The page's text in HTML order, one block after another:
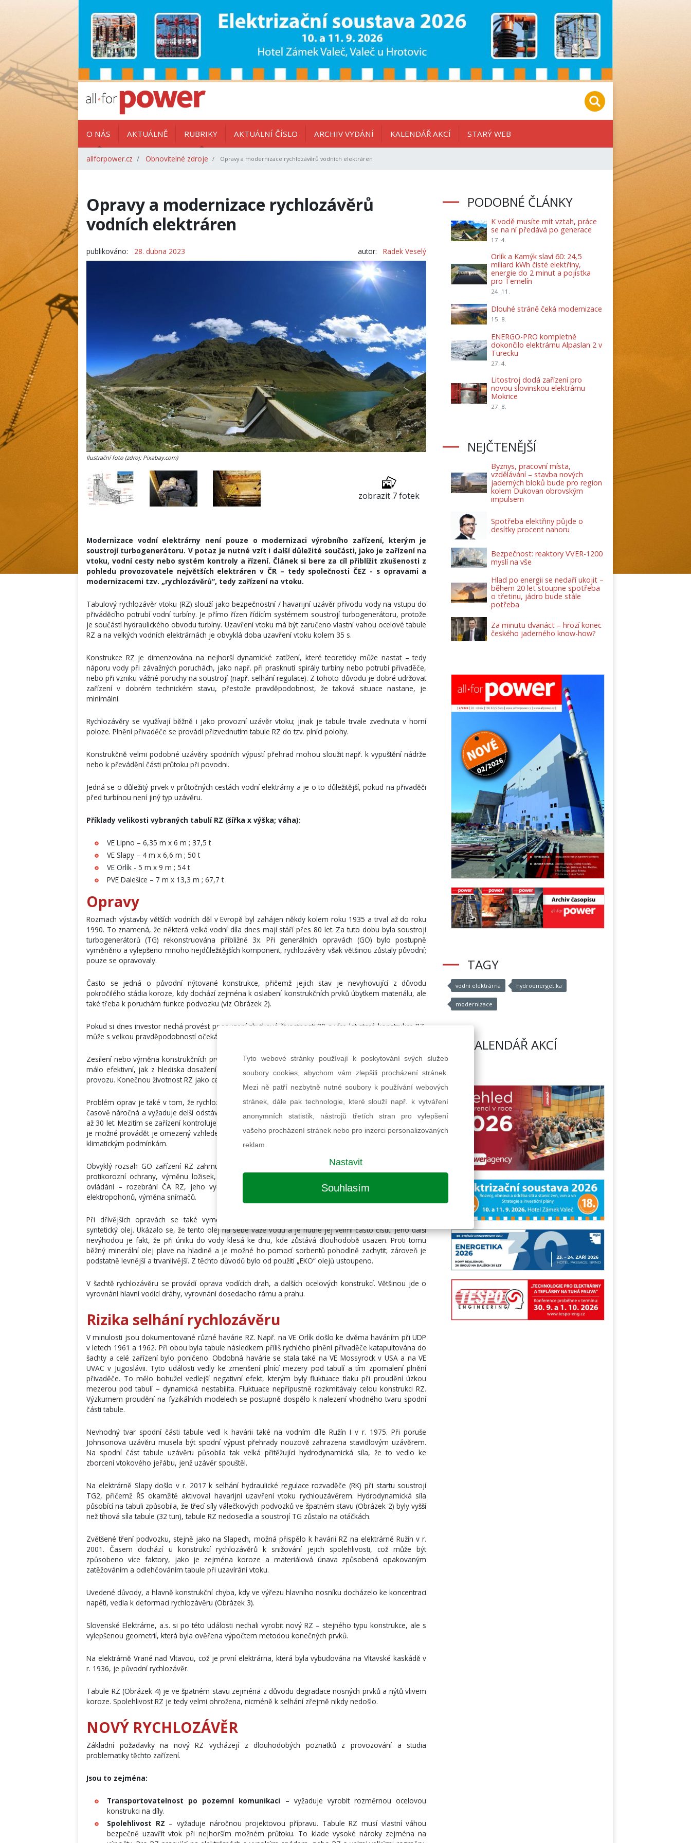
O NÁS AKTUÁLNĚ RUBRIKY AKTUÁLNÍ ČÍSLO ARCHIV VYDÁNÍ KALENDÁŘ AKCÍ STARÝ WEB
allforpower.cz Obnovitelné zdroje Opravy a modernizace rychlozávěrů vodních elektráren
Opravy a modernizace rychlozávěrů
vodních elektráren
publikováno: 28. dubna 2023 autor: Radek Veselý
Ilustrační foto (zdroj: Pixabay.com)
zobrazit 7 fotek
Modernizace vodní elektrárny není pouze o modernizaci výrobního zařízení, kterým je
soustrojí turbogenerátoru. V potaz je nutné vzít i další důležité součásti, jako je zařízení na
vtoku, vodní cesty nebo systém kontroly a řízení. Článek si bere za cíl přiblížit zkušenosti z
pohledu provozovatele největších elektráren v ČR – tedy společnosti ČEZ - s opravami a
modernizacemi tzv. „rychlozávěrů“, tedy zařízení na vtoku.
Tabulový rychlozávěr vtoku (RZ) slouží jako bezpečnostní / havarijní uzávěr přívodu vody na vstupu do
přiváděcího potrubí vodní turbíny. Je přímo řízen řídícím systémem soustrojí turbogenerátoru, protože
je součástí hydraulického obvodu turbíny. Uzavření vtoku má být zaručeno vlastní vahou ocelové tabule
RZ a na velkých vodních elektrárnách je obvyklá doba uzavření vtoku kolem 35 s.
Konstrukce RZ je dimenzována na nejhorší dynamické zatížení, které teoreticky může nastat – tedy
náporu vody při závažných poruchách, jako např. při prasknutí spirály turbíny nebo potrubí přivaděče,
nebo při vzniku vážné poruchy na soustrojí (např. selhání regulace). Z tohoto důvodu je dobré udržovat
zařízení v dobrém technickém stavu, přestože pravděpodobnost, že taková situace nastane, je
minimální.
Rychlozávěry se využívají běžně i jako provozní uzávěr vtoku; jinak je tabule trvale zvednuta v horní
poloze. Plnění přivaděče se provádí přizvednutím tabule RZ do tzv. plnící polohy.
Konstrukčně velmi podobné uzávěry spodních výpustí přehrad mohou sloužit např. k vypuštění nádrže
nebo k převádění části průtoku při povodni.
Jedná se o důležitý prvek v průtočných cestách vodní elektrárny a je o to důležitější, pokud na přivaděči
před turbínou není jiný typ uzávěru.
Příklady velikosti vybraných tabulí RZ (šířka x výška; váha):
VE Lipno – 6,35 m x 6 m ; 37,5 t
VE Slapy – 4 m x 6,6 m ; 50 t
VE Orlík - 5 m x 9 m ; 54 t
PVE Dalešice – 7 m x 13,3 m ; 67,7 t
Opravy
Rozmach výstavby větších vodních děl v Evropě byl zahájen někdy kolem roku 1935 a trval až do roku
1990. To znamená, že některá velká vodní díla dnes mají stáří přes 80 let. Za tuto dobu byla soustrojí
turbogenerátorů (TG) rekonstruována přibližně 3x. Při generálních opravách (GO) bylo postupně
vyměněno a vylepšeno mnoho nejdůležitějších komponent, rychlozávěry však většinou zůstaly původní;
pouze se opravovaly.
Často se jedná o původní nýtované konstrukce, přičemž jejich stav je nevyhovující z důvodu
pokročilého stádia koroze, kdy dochází zejména k oslabení konstrukčních prvků úbytkem materiálu, ale
také třeba k poruchám funkce podvozku (viz Obrázek 2).
Pokud si dnes investor nechá provést posouzení zbytkové živostnosti 80 a více let staré konstrukce RZ,
může s velkou pravděpodobností očekávat doporučení k výměně.
Zesílení nebo výměna konstrukčních prvků pro další provoz (např. výměna nýtů) lze předpokládat jako
málo efektivní, jak z hlediska dosažení požadované spolehlivosti dle ČSN, tak z hlediska bezpečnosti
provozu. Konečnou životnost RZ jako celku by to stejně prodloužilo teoreticky jen o několik let.
Problém oprav je také v tom, že rychlozávěr není možné jednoduše demontovat. Taková akce je dost
časově náročná a vyžaduje delší odstávku. Většinou se spojuje s GO soustrojí TG zhruba jednou za 25
až 30 let. Mezitím se zařízení kontroluje při provozních odstávkách, tj. 1x ročně, ale rozsah oprav, které
je možné provádět je omezený vzhledem k umístění hluboko v šachtě, omezenému prostoru, ale také
klimatickým podmínkám.
Obvyklý rozsah GO zařízení RZ zahrnuje důkladnou defektoskopii všech namáhaných částí, obnovu
protikorozní ochrany, výměnu ložisek, nové profilové těsnění. Dále jsou to práce na hydraulickém
ovládání – rozebrání ČA RZ, jeho vyčištění, výměna těsnění, případně výměna čerpadel a někdy
elektropohonů, výměna snímačů.
Při dřívějších opravách se také vyměňoval původní hydraulický olej za biologicky odbouratelný
syntetický olej. Ukázalo se, že tento olej na sebe váže vodu a je nutné jej velmi často čistit. Jeho další
nevýhodou je fakt, že při úniku do vody klesá ke dnu, kde zůstává dlouhodobě usazen. Proti tomu
běžný minerální olej plave na hladině a je možné ho pomocí sorbentů pohodlně zachytit; zároveň je
podstatně levnější a trvanlivější. Z těchto důvodů bylo od použití „EKO“ olejů ustoupeno.
V šachtě rychlozávěru se provádí oprava vodících drah, a dalších ocelových konstrukcí. Většinou jde o
vyrovnání hlavní vodící dráhy, vyrovnání dosedacího rámu a prahu.
Rizika selhání rychlozávěru
V minulosti jsou dokumentované různé havárie RZ. Např. na VE Orlík došlo ke dvěma haváriím při UDP
v letech 1961 a 1962. Při obou byla tabule následkem příliš rychlého plnění přivaděče katapultována do
šachty a celé zařízení bylo poničeno. Obdobná havárie se stala také na VE Mossyrock v USA a na VE
UVAC v Jugoslávii. Tyto události vedly ke zmenšení plnící mezery pod tabulí a tím zpomalení plnění
přivaděče. To mělo bohužel vedlejší negativní efekt, kterým byly fluktuace tlaku při proudění úzkou
mezerou pod tabulí – dynamická nestabilita. Fluktuace nepřípustně rozkmitávaly celou konstrukci RZ.
Výzkumem proudění na fyzikálních modelech se postupně dospělo k nalezení vhodného tvaru spodní
části tabule.
Nevhodný tvar spodní části tabule vedl k havárii také na vodním díle Ružín I v r. 1975. Při poruše
Johnsonova uzávěru musela být spodní výpust přehrady nouzově zahrazena stavidlovým uzávěrem.
Na spodní část tabule uzávěru působila tak velká přitěžující hydrodynamická síla, že to vedlo ke
zborcení vtokového jeřábu, jenž uzávěr spouštěl.
Na elektrárně Slapy došlo v r. 2017 k selhání hydraulické regulace rozvaděče (RK) při startu soustrojí
TG2, přičemž ŘS okamžitě aktivoval havarijní uzavření vtoku rychlouzávěrem. Hydrodynamická síla
působící na tabuli způsobila, že třecí síly válečkových podvozků ve špatném stavu (Obrázek 2) byly vyšší
než tíhová síla tabule (32 tun), tabule RZ nedosedla a soustrojí TG zůstalo na otáčkách.
Zvětšené tření podvozku, stejně jako na Slapech, možná přispělo k havárii RZ na elektrárně Ružín v r.
2001. Časem dochází u konstrukcí rychlozávěrů k snižování jejich spolehlivosti, což může být
způsobeno více faktory, jako je zejména koroze a materiálová únava způsobená opakovaným
zatěžováním a odlehčováním tabule při uzavírání vtoku.
Uvedené důvody, a hlavně konstrukční chyba, kdy ve výřezu hlavního nosníku docházelo ke koncentraci
napětí, vedla k deformaci rychlozávěru (Obrázek 3).
Slovenské Elektrárne, a.s. si po této události nechali vyrobit nový RZ – stejného typu konstrukce, ale s
vylepšenou geometrií, která byla ověřena výpočtem metodou konečných prvků.
Na elektrárně Vrané nad Vltavou, což je první elektrárna, která byla vybudována na Vltavské kaskádě v
r. 1936, je původní rychlozávěr.
Tabule RZ (Obrázek 4) je ve špatném stavu zejména z důvodu degradace nosných prvků a nýtů vlivem
koroze. Spolehlivost RZ je tedy velmi ohrožena, nicméně k selhání zřejmě nikdy nedošlo.
NOVÝ RYCHLOZÁVĚR
Základní požadavky na nový RZ vycházejí z dlouhodobých poznatků z provozování a studia
problematiky těchto zařízení.
Jsou to zejména:
Transportovatelnost po pozemní komunikaci – vyžaduje vyrobit rozměrnou ocelovou
konstrukci na díly.
Spolehlivost RZ – vyžaduje náročnou projektovou přípravu. Tabule RZ musí vlastní váhou
bezpečně uzavřít vtok při nejhorším možném průtoku. To klade vysoké nároky zejména na
PODOBNÉ ČLÁNKY
K vodě musíte mít vztah, práce
se na ní předává po generace
17. 4.
Orlík a Kamýk slaví 60: 24,5
miliard kWh čisté elektřiny,
energie do 2 minut a pojistka
pro Temelín
24. 11.
Dlouhé stráně čeká modernizace
15. 8.
ENERGO-PRO kompletně
dokončilo elektrárnu Alpaslan 2 v
Turecku
27. 4.
Litostroj dodá zařízení pro
novou slovinskou elektrárnu
Mokrice
27. 8.
NEJČTENĚJŠÍ
Byznys, pracovní místa,
vzdělávání – stavba nových
jaderných bloků bude pro region
kolem Dukovan obrovským
impulsem
Spotřeba elektřiny půjde o
desítky procent nahoru
Bezpečnost: reaktory VVER-1200
myslí na vše
Hlad po energii se nedaří ukojit –
během 20 let stoupne spotřeba
o třetinu, jádro bude stále
potřeba
Za minutu dvanáct – hrozí konec
českého jaderného know-how?
TAGY
vodní elektrárna hydroenergetika
modernizace
KALENDÁŘ AKCÍ
Tyto webové stránky používají k poskytování svých služeb
soubory cookies, abychom vám zlepšili procházení stránek.
Mezi ně patří nezbytně nutné soubory k používání webových
stránek, dále pak technologie, které slouží např. k vytváření
anonymních statistik, nástrojů třetích stran pro vylepšení
vašeho procházení stránek nebo pro inzerci personalizovaných
reklam.
Nastavit
Souhlasím